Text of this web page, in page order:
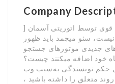
Company
قوی توسط اتوریتی آسمان [
نیست، سئو میچمد باید ظهور
های جدیدی موتورهای جستجو
خود اضافه میکنند چیست؟
حکم نویسندگی به‌سبب وب
متعلق را داشته باشید ،